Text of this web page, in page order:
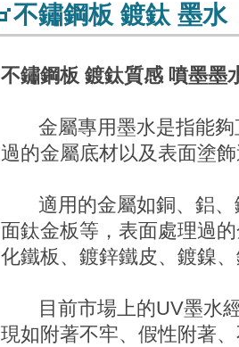
不鏽鋼板 鍍鈦 墨水
不鏽鋼板 鍍鈦質感 噴墨墨
金屬專用墨水是指能夠
過的金屬底材以及表面塗
適用的金屬如銅、鋁、
面鈦金板等，表面處理過
化鐵板、鍍鋅鐵皮、鍍鎳
目前市場上的UV墨水經
現如附著不牢、假性附著